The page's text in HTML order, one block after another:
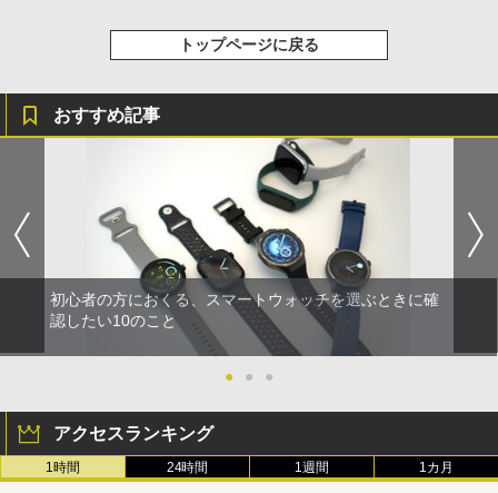
トップページに戻る
おすすめ記事
初心者の方におくる、スマートウォッチを選ぶときに確
認したい10のこと
● ● ●
アクセスランキング
1時間 24時間 1週間 1カ月